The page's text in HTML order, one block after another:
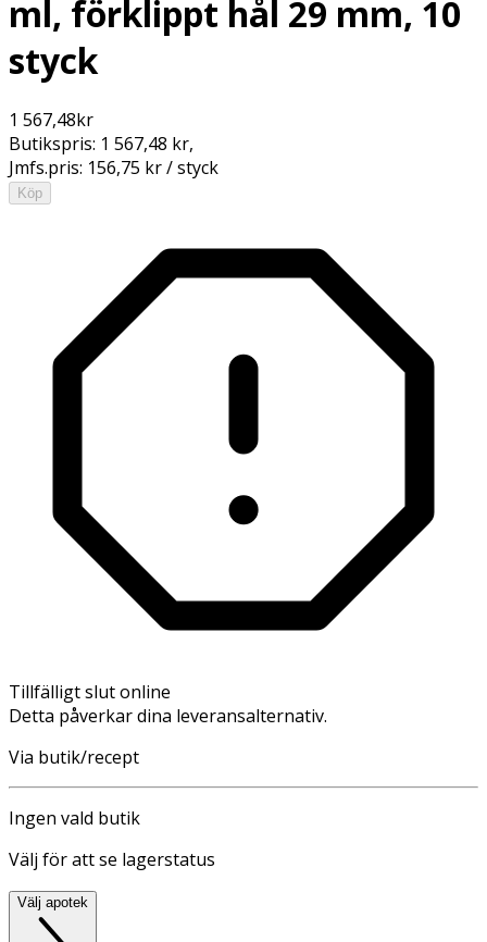
ml, förklippt hål 29 mm, 10
styck
1 567,48kr
Butikspris: 1 567,48 kr,
Jmfs.pris: 156,75 kr / styck
Köp
Tillfälligt slut online
Detta påverkar dina leveransalternativ.
Via butik/recept
Ingen vald butik
Välj för att se lagerstatus
Välj apotek